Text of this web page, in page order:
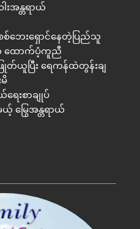
းအန္တရာယ်
စ်ဘေးရှောင်နေတဲ့ပြည်သူ
ထောက်ပံ့ကူညီ
ြုတ်ယူပြီး ရေကန်ထဲတွန်းချ
ရေးစာချုပ်
မြွေအန္တရာယ်